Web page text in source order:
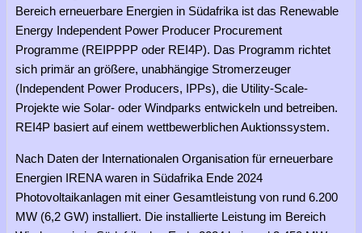
Bereich erneuerbare Energien in Südafrika ist das Renewable
Energy Independent Power Producer Procurement
Programme (REIPPPP oder REI4P). Das Programm richtet
sich primär an größere, unabhängige Stromerzeuger
(Independent Power Producers, IPPs), die Utility-Scale-
Projekte wie Solar- oder Windparks entwickeln und betreiben.
REI4P basiert auf einem wettbewerblichen Auktionssystem.
Nach Daten der Internationalen Organisation für erneuerbare
Energien IRENA waren in Südafrika Ende 2024
Photovoltaikanlagen mit einer Gesamtleistung von rund 6.200
MW (6,2 GW) installiert. Die installierte Leistung im Bereich